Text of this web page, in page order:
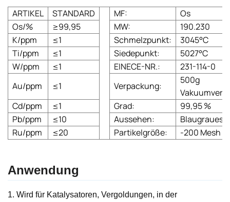
ARTIKEL STANDARD MF:
Os
Os/%
≥99,95 MW:
190.230
K/ppm
≤1 Schmelzpunkt:
3045°C
Ti/ppm
≤1 Siedepunkt:
5027°C
W/ppm
≤1 EINECE-NR.:
231-114-0
Au/ppm
≤1 Verpackung:
500g
Cd/ppm
≤1 Grad:
99,95 %
Pb/ppm
≤10 Aussehen:
Blaugraues
Ru/ppm
≤20 Partikelgröße: -200 Mesh
Anwendung
1. Wird für Katalysatoren, Vergoldungen, in der